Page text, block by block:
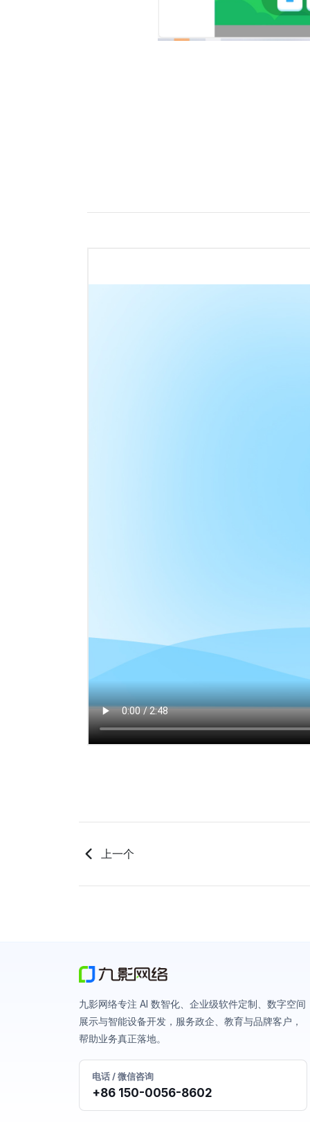
上一个
九影网络专注 AI 数智化、企业级软件定制、数字空间
展示与智能设备开发，服务政企、教育与品牌客户，
帮助业务真正落地。
电话 / 微信咨询
+86 150-0056-8602